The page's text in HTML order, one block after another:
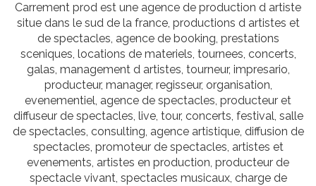
Carrement prod est une agence de production d artiste
situe dans le sud de la france, productions d artistes et
de spectacles, agence de booking, prestations
sceniques, locations de materiels, tournees, concerts,
galas, management d artistes, tourneur, impresario,
producteur, manager, regisseur, organisation,
evenementiel, agence de spectacles, producteur et
diffuseur de spectacles, live, tour, concerts, festival, salle
de spectacles, consulting, agence artistique, diffusion de
spectacles, promoteur de spectacles, artistes et
evenements, artistes en production, producteur de
spectacle vivant, spectacles musicaux, charge de